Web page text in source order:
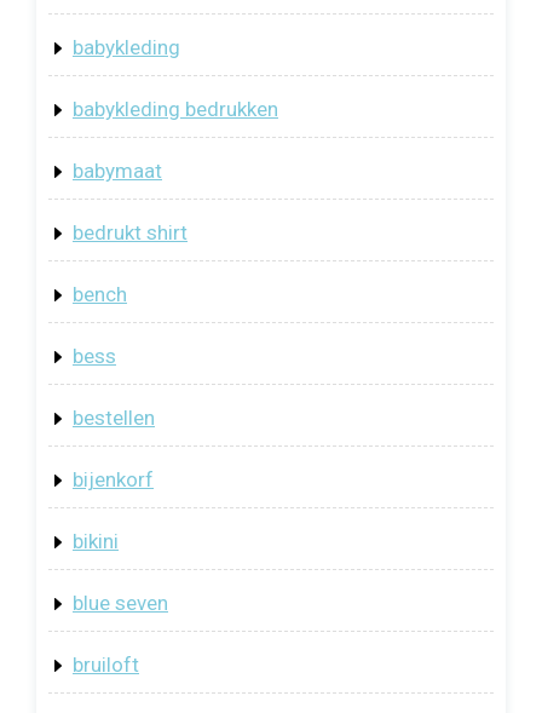
babykleding
babykleding bedrukken
babymaat
bedrukt shirt
bench
bess
bestellen
bijenkorf
bikini
blue seven
bruiloft